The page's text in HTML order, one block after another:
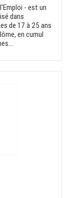
- est un
dans
de 17 à 25 ans
en cumul